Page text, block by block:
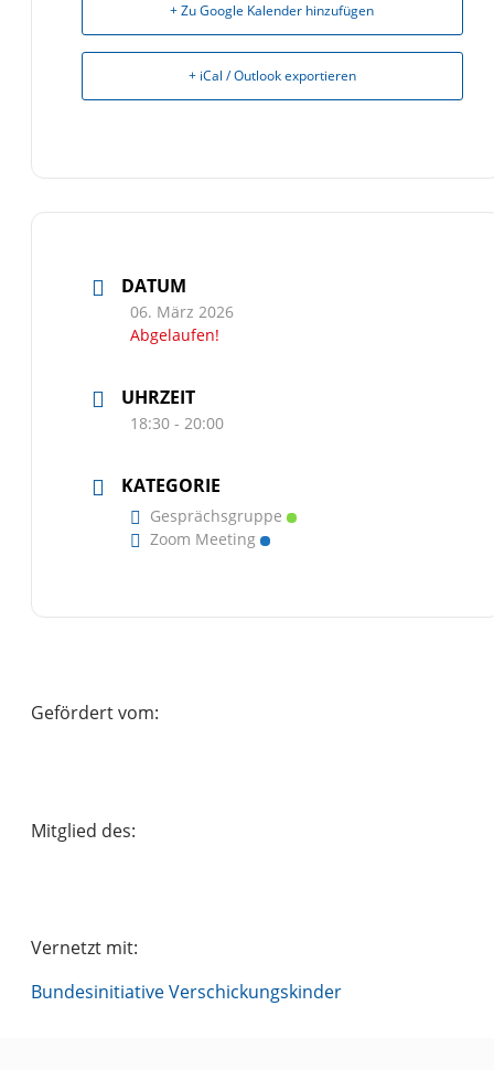
+ Zu Google Kalender hinzufügen
+ iCal / Outlook exportieren
DATUM
06. März 2026
Abgelaufen!
UHRZEIT
18:30 - 20:00
KATEGORIE
Gesprächsgruppe
Zoom Meeting
Gefördert vom:
Mitglied des:
Vernetzt mit:
Bundesinitiative Verschickungskinder